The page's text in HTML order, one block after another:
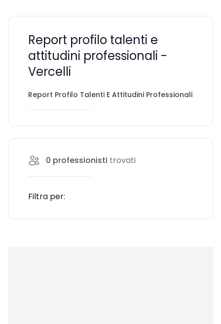
Report profilo talenti e
attitudini professionali -
Vercelli
Report Profilo Talenti E Attitudini Professionali
0 professionisti trovati
Filtra per: